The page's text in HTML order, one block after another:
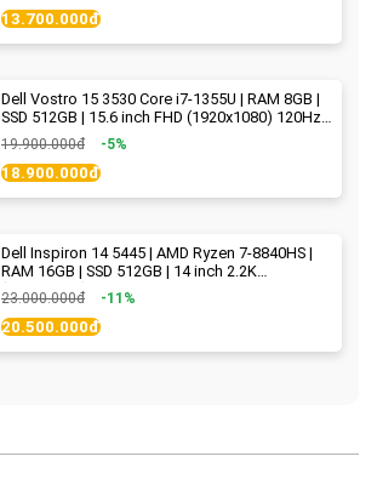
13.700.000đ
Dell Vostro 15 3530 Core i7-1355U | RAM 8GB |
SSD 512GB | 15.6 inch FHD (1920x1080) 120Hz
WVA | Black | New Fullbox
19.900.000đ -5%
18.900.000đ
Dell Inspiron 14 5445 | AMD Ryzen 7-8840HS |
RAM 16GB | SSD 512GB | 14 inch 2.2K
(2240x1400) IPS 300nits | Ice Blue - New Fullbox
23.000.000đ -11%
20.500.000đ